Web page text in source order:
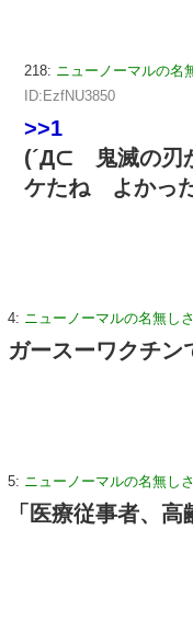
218: ニューノーマルの名
ID:EzfNU3850
>>1
(´Д⊂ 鬼滅の刃
ケたね よかっ
4: ニューノーマルの名無し
ガースーワクチン
5: ニューノーマルの名無し
「医療従事者、